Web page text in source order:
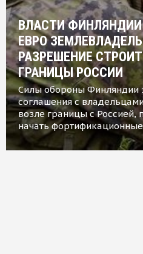
ВЛАСТИ ФИНЛЯНДИИ
ЕВРО
РАЗРЕШЕНИЕ
ГРАНИЦЫ РОССИИ
Силы обороны Финляндии
соглашения с
возле границы с
начать